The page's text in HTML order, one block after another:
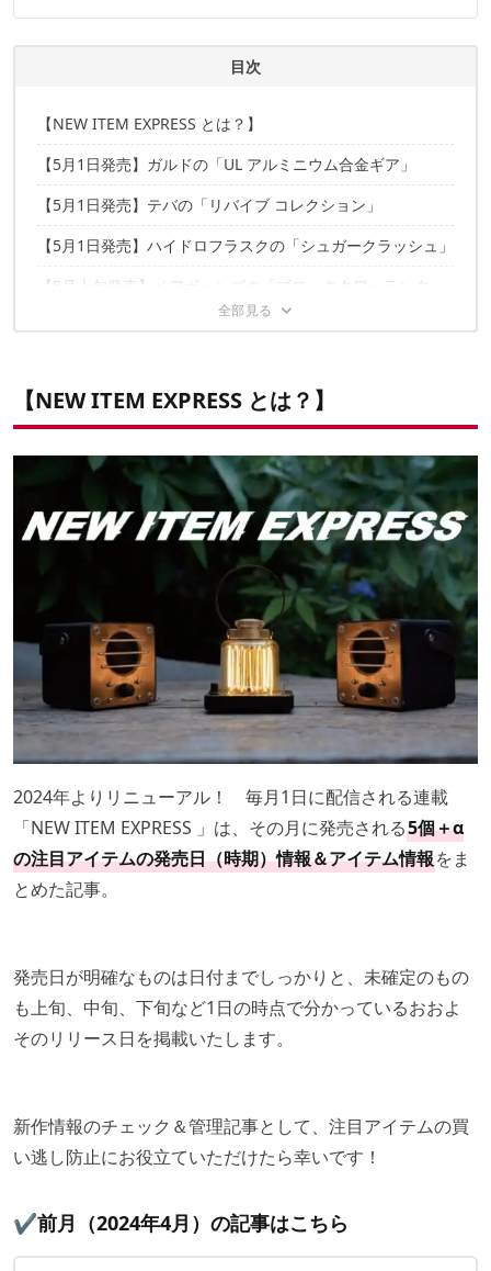
目次
【NEW ITEM EXPRESS とは？】
【5月1日発売】ガルドの「UL アルミニウム合金ギア」
【5月1日発売】テバの「リバイブ コレクション」
【5月1日発売】ハイドロフラスクの「シュガークラッシュ」
【5月上旬発売】ベアボーンズの「ブロックタワーランタ
アウトドアアクティビティに大活躍間違いナシ！
【NEW ITEM EXPRESS とは？】
2024年よりリニューアル！ 毎月1日に配信される連載
「NEW ITEM EXPRESS 」は、その月に発売される5個＋α
の注目アイテムの発売日（時期）情報＆アイテム情報をま
とめた記事。
発売日が明確なものは日付までしっかりと、未確定のもの
も上旬、中旬、下旬など1日の時点で分かっているおおよ
そのリリース日を掲載いたします。
新作情報のチェック＆管理記事として、注目アイテムの買
い逃し防止にお役立ていただけたら幸いです！
✔️前月（2024年4月）の記事はこちら